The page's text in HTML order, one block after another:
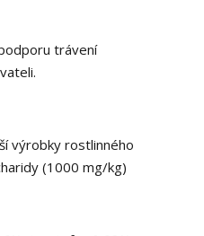
trávení
výrobky rostlinného
(1000 mg/kg)